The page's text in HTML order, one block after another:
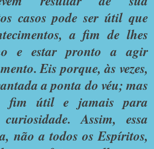
casos pode ser útil que
a fim de lhes
e estar pronto a agir
Eis porque, às vezes,
a ponta do véu; mas
fim útil e jamais para
Assim, essa
não a todos os Espíritos,